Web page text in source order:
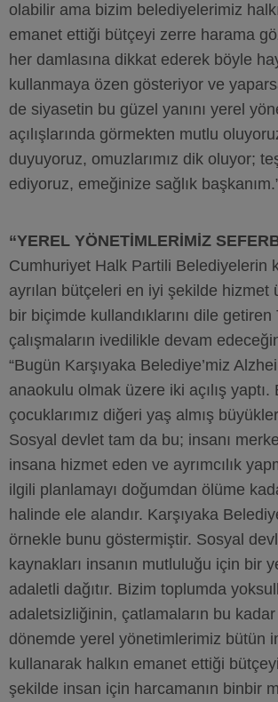
olabilir ama bizim belediyelerimiz
emanet ettiği bütçeyi zerre harama
her damlasına dikkat ederek böyle
kullanmaya özen gösteriyor ve
de siyasetin bu güzel yanını yerel
açılışlarında görmekten mutlu
duyuyoruz, omuzlarımız dik oluyor;
ediyoruz, emeğinize sağlık
“YEREL YÖNETİMLERİMİZ
Cumhuriyet Halk Partili Belediyelerin
ayrılan bütçeleri en iyi şekilde hizmet
bir biçimde kullandıklarını dile
çalışmaların ivedilikle devam
“Bugün Karşıyaka Belediye’miz
anaokulu olmak üzere iki açılış yaptı.
çocuklarımız diğeri yaş almış
Sosyal devlet tam da bu; insanı
insana hizmet eden ve ayrımcılık
ilgili planlamayı doğumdan ölüme
halinde ele alandır. Karşıyaka
örnekle bunu göstermiştir. Sosyal
kaynakları insanın mutluluğu için bir
adaletli dağıtır. Bizim toplumda
adaletsizliğinin, çatlamaların bu kadar
dönemde yerel yönetimlerimiz bütün
kullanarak halkın emanet ettiği
şekilde insan için harcamanın binbir